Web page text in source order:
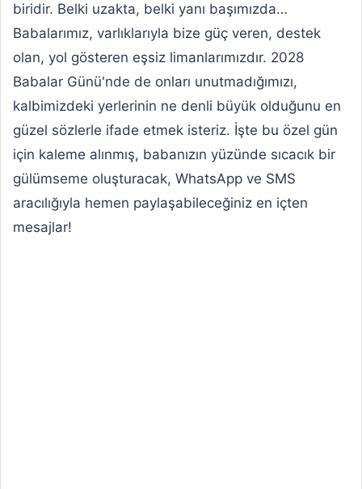
biridir. Belki uzakta, belki yanı başımızda…
Babalarımız, varlıklarıyla bize güç veren, destek
olan, yol gösteren eşsiz limanlarımızdır. 2028
Babalar Günü'nde de onları unutmadığımızı,
kalbimizdeki yerlerinin ne denli büyük olduğunu en
güzel sözlerle ifade etmek isteriz. İşte bu özel gün
için kaleme alınmış, babanızın yüzünde sıcacık bir
gülümseme oluşturacak, WhatsApp ve SMS
aracılığıyla hemen paylaşabileceğiniz en içten
mesajlar!